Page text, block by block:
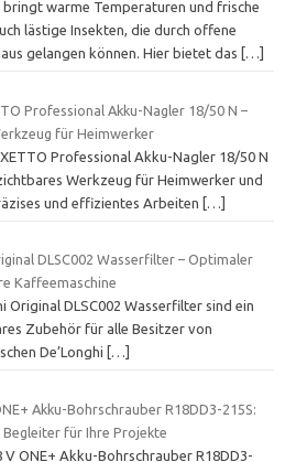
bringt warme Temperaturen und frische
lästige Insekten, die durch offene
gelangen können. Hier bietet das
[…]
Professional Akku-Nagler 18/50 N –
für Heimwerker
Professional Akku-Nagler 18/50 N
Werkzeug für Heimwerker und
und effizientes Arbeiten
[…]
DLSC002 Wasserfilter – Optimaler
Kaffeemaschine
Original DLSC002 Wasserfilter sind ein
Zubehör für alle Besitzer von
De’Longhi
[…]
Akku-Bohrschrauber R18DD3-215S:
für Ihre Projekte
V ONE+ Akku-Bohrschrauber R18DD3-